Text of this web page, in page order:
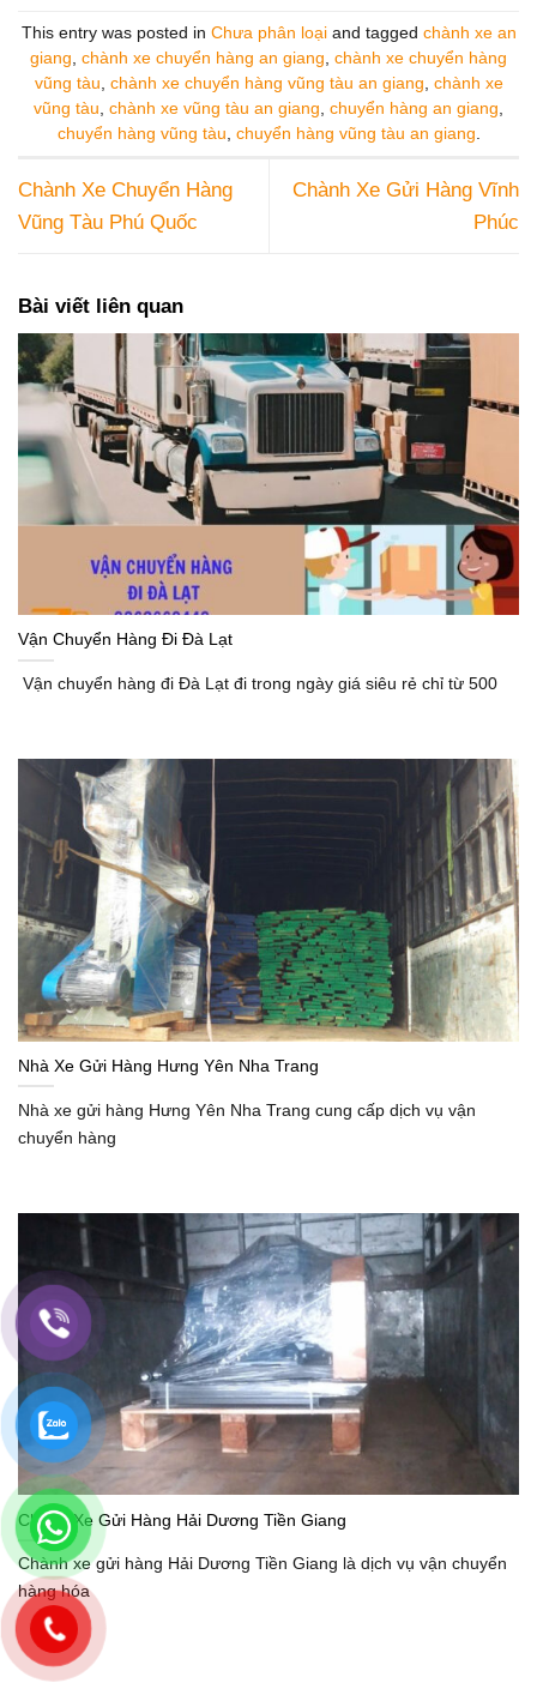
This entry was posted in Chưa phân loạiand tagged chành xe an
giang, chành xe chuyển hàng an giang, chành xe chuyển hàng
vũng tàu, chành xe chuyển hàng vũng tàu an giang, chành xe
vũng tàu, chành xe vũng tàu an giang, chuyển hàng an giang,
chuyển hàng vũng tàu, chuyển hàng vũng tàu an giang.
Chành Xe Chuyển Hàng
Vũng Tàu Phú Quốc
Chành Xe Gửi Hàng Vĩnh
Phúc
Bài viết liên quan
Vận Chuyển Hàng Đi Đà Lạt
Vận chuyển hàng đi Đà Lạt đi trong ngày giá siêu rẻ chỉ từ 500
Nhà Xe Gửi Hàng Hưng Yên Nha Trang
Nhà xe gửi hàng Hưng Yên Nha Trang cung cấp dịch vụ vận
chuyển hàng
Chành Xe Gửi Hàng Hải Dương Tiền Giang
Chành xe gửi hàng Hải Dương Tiền Giang là dịch vụ vận chuyển
hàng hóa